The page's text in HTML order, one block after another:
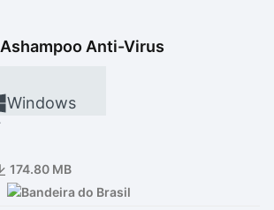
Ashampoo Anti-Virus
Windows
174.80 MB